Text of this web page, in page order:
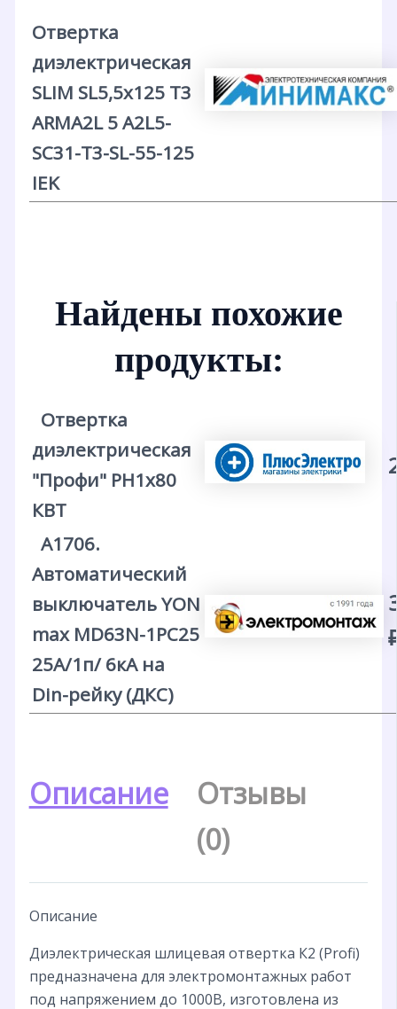
Отвертка
диэлектрическая
SLIM SL5,5х125 Т3
ARMA2L 5 A2L5-
SC31-T3-SL-55-125
IEK
Найдены похожие
продукты:
Отвертка
диэлектрическая
"Профи" PH1х80
КВТ
А1706.
Автоматический
выключатель YON
max MD63N-1PC25
25А/1п/ 6кА на
Din-рейку (ДКС)
Описание
Отзывы
(0)
Описание
Диэлектрическая шлицевая отвертка К2 (Profi)
предназначена для электромонтажных работ
под напряжением до 1000В, изготовлена из